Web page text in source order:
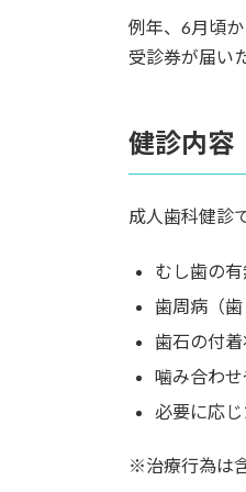
例年、6月頃か
受診券が届い
健診内容
成人歯科健診
むし歯の
歯周病（
歯石の付着
噛み合わ
必要に応
※治療行為は